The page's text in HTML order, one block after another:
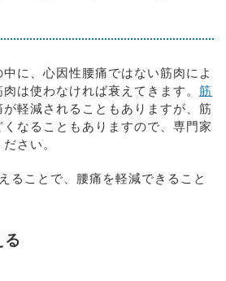
に、心因性腰痛ではない筋肉によ
は使わなければ衰えてきます。 筋
が軽減されることもありますが、筋
くなることもありますので、専門家
さい。
ることで、腰痛を軽減できること
る